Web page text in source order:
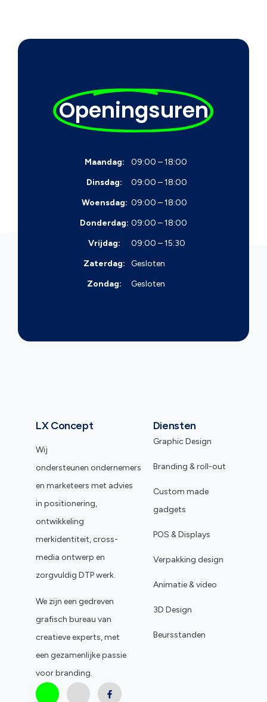
Openingsuren
Maandag:
09:00 – 18:00
Dinsdag:
09:00 – 18:00
Woensdag: 09:00 – 18:00
Donderdag: 09:00 – 18:00
Vrijdag:
09:00 – 15:30
Zaterdag:
Gesloten
Zondag:
Gesloten
LX Concept
Wij
ondersteunen ondernemers
en marketeers met advies
in positionering,
ontwikkeling
merkidentiteit, cross-
media ontwerp en
zorgvuldig DTP werk.
We zijn een gedreven
grafisch bureau van
creatieve experts, met
een gezamenlijke passie
voor branding.
Diensten
Graphic Design
Branding & roll-out
Custom made
gadgets
POS & Displays
Verpakking design
Animatie & video
3D Design
Beursstanden